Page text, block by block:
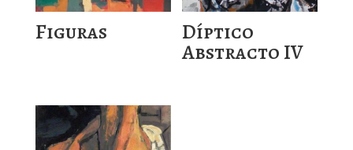
Figuras Díptico
Abstracto IV